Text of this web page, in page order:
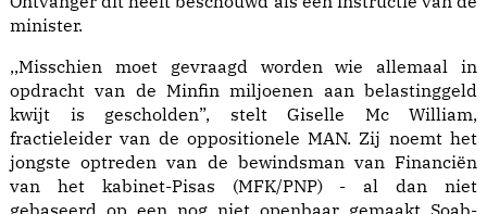
minister.
,,Misschien moet gevraagd worden wie allemaal in
opdracht van de Minfin miljoenen aan belastinggeld
kwijt is gescholden”, stelt Giselle Mc William,
fractieleider van de oppositionele MAN. Zij noemt het
jongste optreden van de bewindsman van Financiën
van het kabinet-Pisas (MFK/PNP) - al dan niet